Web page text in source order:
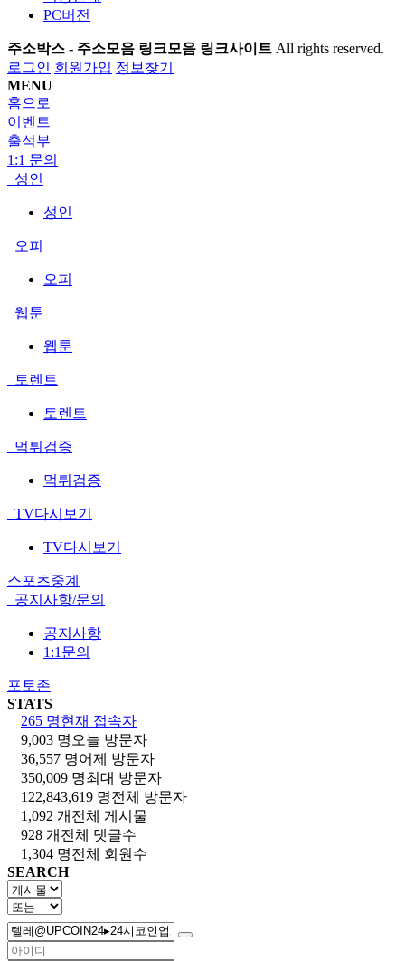
PC버전
주소박스 - 주소모음 링크모음 링크사이트 All rights reserved.
로그인 회원가입 정보찾기
MENU
홈으로
이벤트
출석부
1:1 문의
성인
성인
오피
오피
웹툰
웹툰
토렌트
토렌트
먹튀검증
먹튀검증
TV다시보기
TV다시보기
스포츠중계
공지사항/문의
공지사항
1:1문의
포토존
STATS
265 명현재 접속자
9,003 명 오늘 방문자
36,557 명어제 방문자
350,009 명최대 방문자
122,843,619 명전체 방문자
1,092 개 전체 게시물
928 개 전체 댓글수
1,304 명전체 회원수
SEARCH